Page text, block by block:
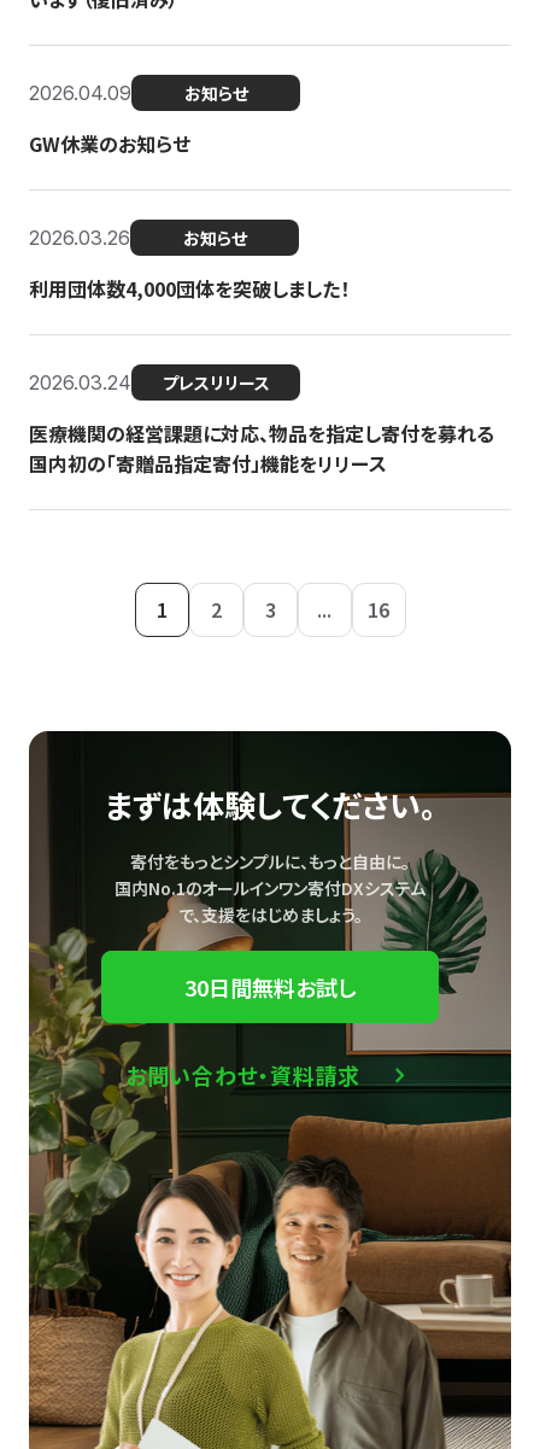
2026.04.09 お知らせ
GW休業のお知らせ
2026.03.26 お知らせ
利用団体数4,000団体を突破しました！
2026.03.24 プレスリリース
医療機関の経営課題に対応、物品を指定し寄付を募れる
国内初の「寄贈品指定寄付」機能をリリース
1 2 3 ... 16
まずは体験してください。
寄付をもっとシンプルに、もっと自由に。
国内No.1のオールインワン寄付DXシステム
で、支援をはじめましょう。
30日間無料お試し
お問い合わせ・資料請求